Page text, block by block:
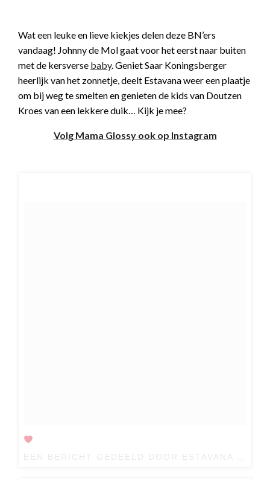
Wat een leuke en lieve kiekjes delen deze BN’ers
vandaag! Johnny de Mol gaat voor het eerst naar buiten
met de kersverse baby. Geniet Saar Koningsberger
heerlijk van het zonnetje, deelt Estavana weer een plaatje
om bij weg te smelten en genieten de kids van Doutzen
Kroes van een lekkere duik… Kijk je mee?
Volg Mama Glossy ook op Instagram